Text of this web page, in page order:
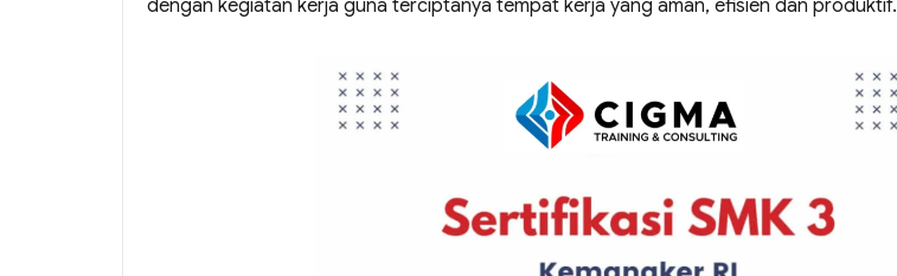
dengan kegiatan kerja guna terciptanya tempat kerja yang aman, efisien dan produktif.